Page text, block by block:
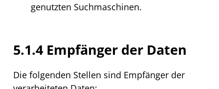
genutzten Suchmaschinen.
5.1.4 Empfänger der Daten
Die folgenden Stellen sind Empfänger der